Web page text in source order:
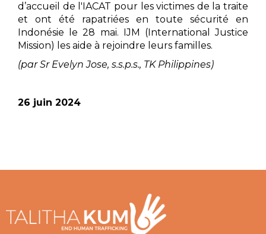
d’accueil de l'IACAT pour les victimes de la traite
et ont été rapatriées en toute sécurité en
Indonésie le 28 mai. IJM (International Justice
Mission) les aide à rejoindre leurs familles.
(par Sr Evelyn Jose, s.s.p.s., TK Philippines)
26 juin 2024